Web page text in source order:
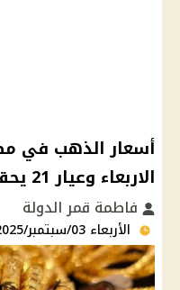
الاربعاء وعيار 21 يحقق 4800 جنيه
فاطمة قمر الدولة
الأربعاء 03/سبتمبر/2025 - 02:52 م